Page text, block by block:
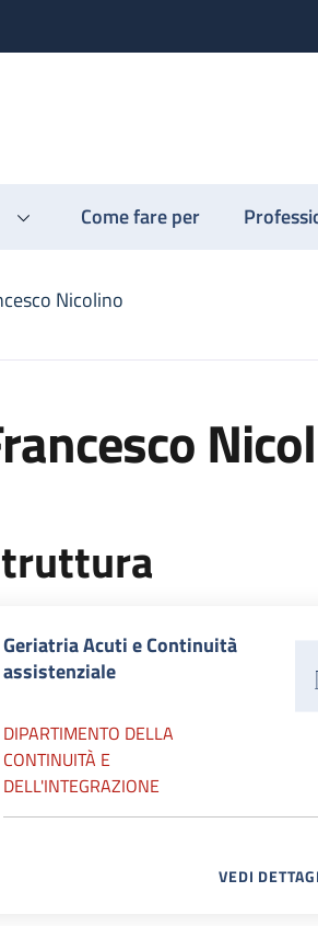
Come fare per
Nicolino
Geriatria Acuti e Continuità
assistenziale
DIPARTIMENTO DELLA
CONTINUITÀ E
DELL'INTEGRAZIONE
VEDI